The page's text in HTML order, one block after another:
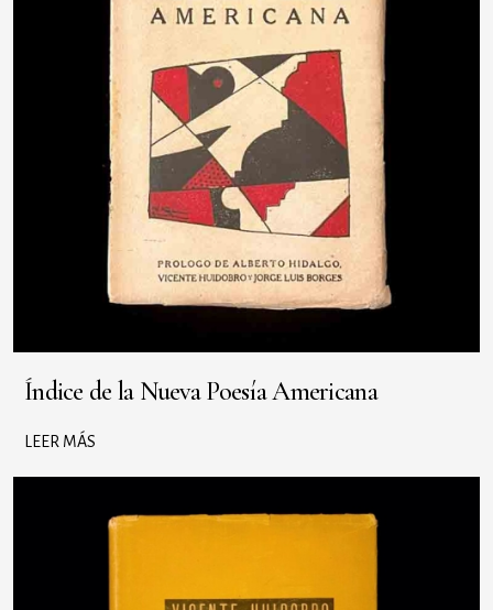
Índice de la Nueva Poesía Americana
LEER MÁS